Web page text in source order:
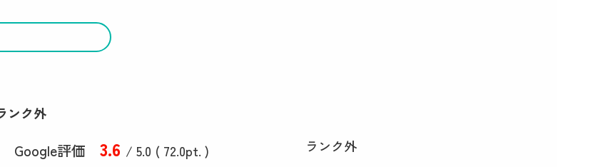
ンク外
Google評価 3.6 / 5.0 ( 72.0pt. ) ランク外